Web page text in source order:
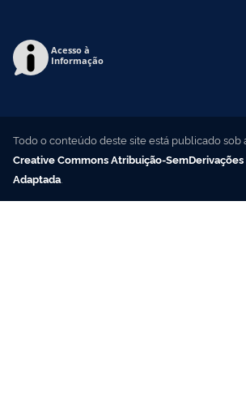
Acesso à
Informação
Todo o conteúdo deste site está publicado sob
Creative Commons Atribuição-SemDerivações
Adaptada